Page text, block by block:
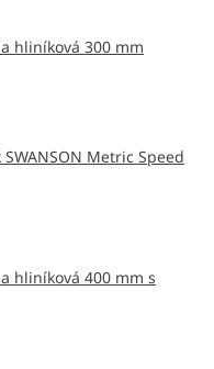
hliníková 300 mm
Metric Speed
hliníková 400 mm s